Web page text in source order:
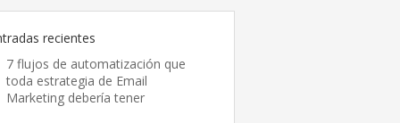
recientes
7 flujos de automatización que
toda estrategia de Email
Marketing debería tener